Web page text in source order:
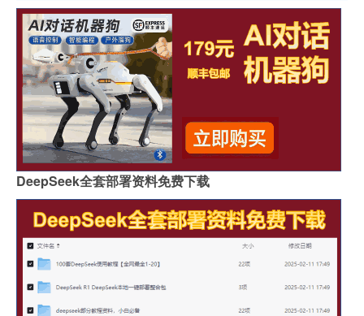
DeepSeek全套部署资料免费下载